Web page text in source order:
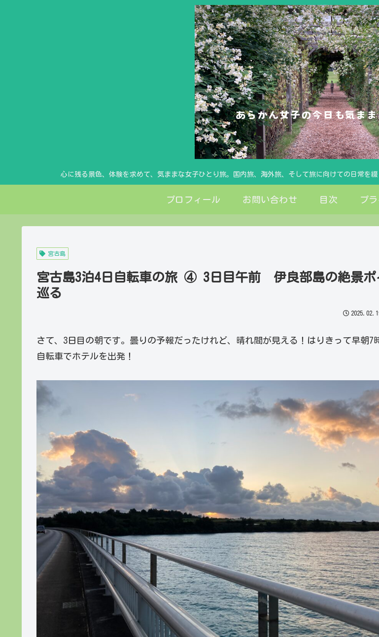
心に残る景色、体験を求めて、気ままな女子ひとり旅。国内旅、海外旅、そして旅に向けての日常を
プロフィール お問い合わせ 目次 プ
宮古島
宮古島3泊4日自転車の旅 ④ 3日目午前 伊良部島の絶景ポ
巡る
さて、3日目の朝です。曇りの予報だったけれど、晴れ間が見える！はりきって早朝7
自転車でホテルを出発！